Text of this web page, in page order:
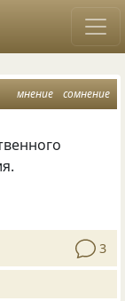
мнение сомнение
3